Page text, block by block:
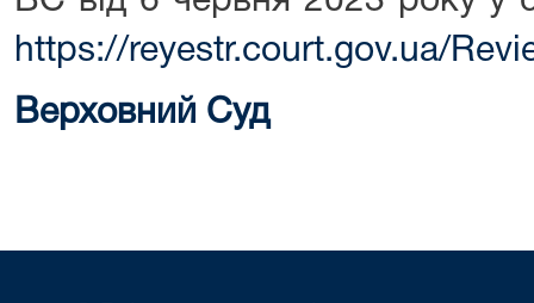
https://reyestr.court.gov.ua/
Верховний Суд